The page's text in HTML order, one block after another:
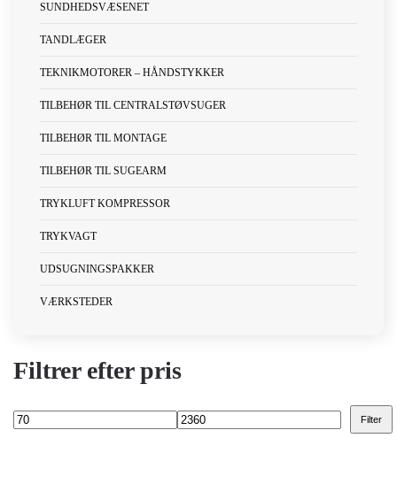
SUNDHEDSVÆSENET
TANDLÆGER
TEKNIKMOTORER – HÅNDSTYKKER
TILBEHØR TIL CENTRALSTØVSUGER
TILBEHØR TIL MONTAGE
TILBEHØR TIL SUGEARM
TRYKLUFT KOMPRESSOR
TRYKVAGT
UDSUGNINGSPAKKER
VÆRKSTEDER
Filtrer efter pris
Mindste
Højeste
Filter